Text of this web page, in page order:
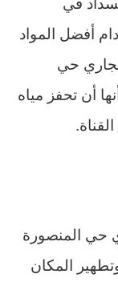
أفضل المواد
حي
أن تحفز مياه
حي المنصورة
المكان